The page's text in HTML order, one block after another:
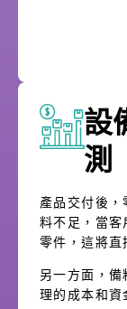
設
測
產品交付後
料不足，當客
零件，這將直
另一方面，
理的成本和資